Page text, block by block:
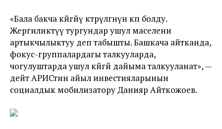
«Бала бакча көйгөйү көтөрүлгөнүнө көп болду.
Жергиликтүү тургундар ушул маселени
артыкчылыктуу деп табышты. Башкача айтканда,
фокус-группалардагы талкууларда,
чогулуштарда ушул көйгөй дайыма талкууланат», —
дейт АРИСтин айыл инвестияларынын
социалдык мобилизатору Данияр Айткожоев.